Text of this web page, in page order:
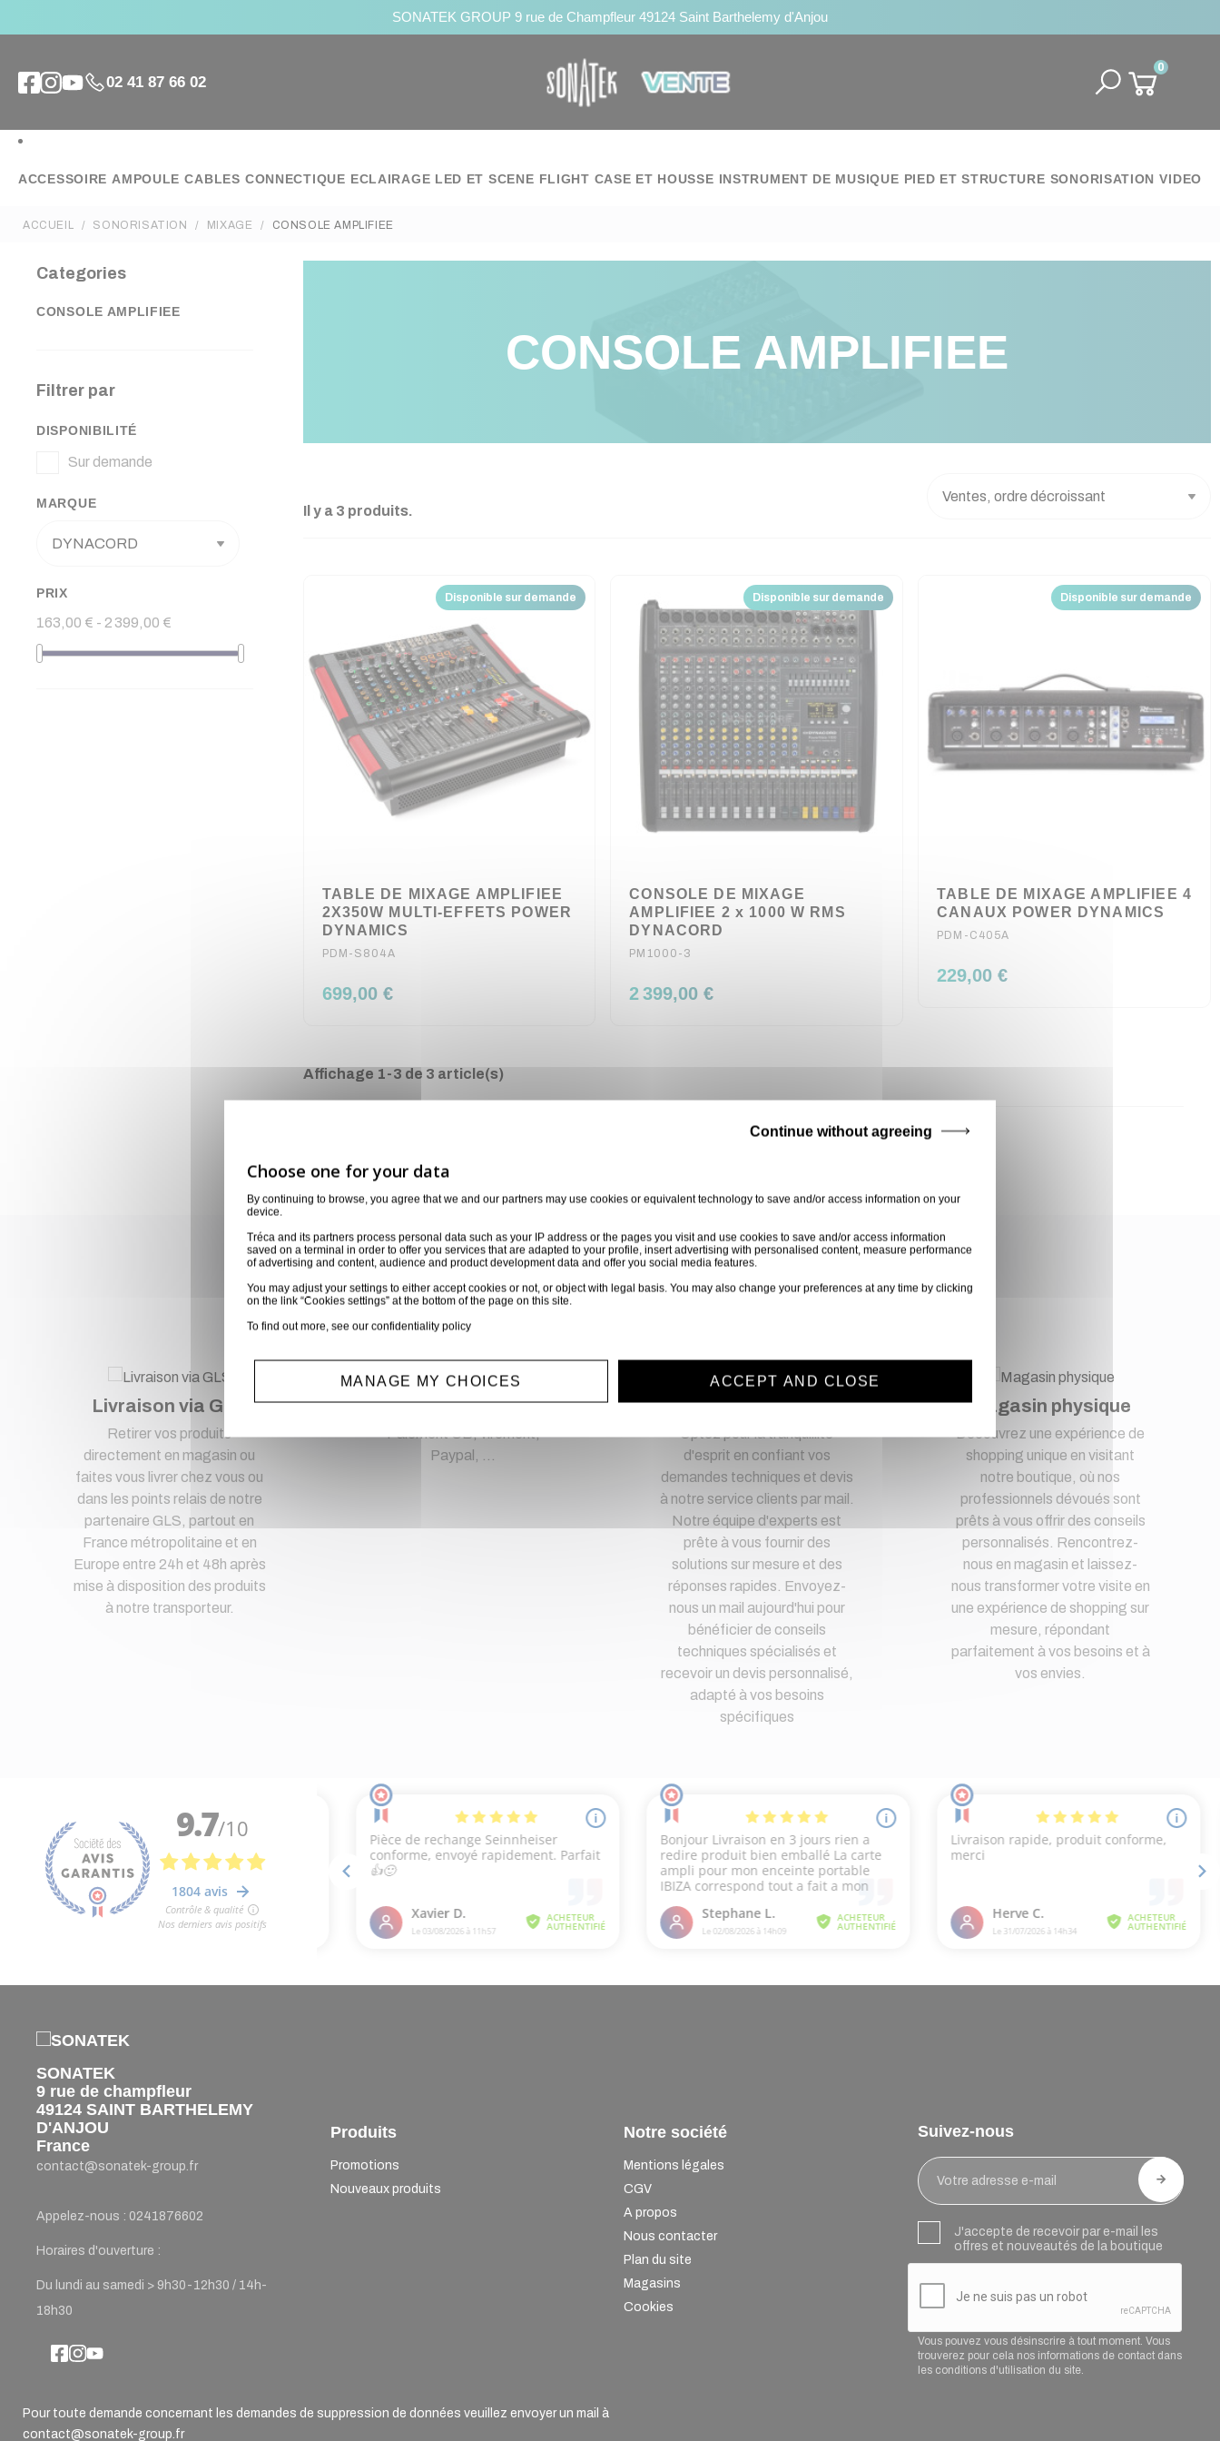
SONATEK GROUP 9 rue de Champfleur 49124 Saint Barthelemy d'Anjou
02 41 87 66 02
0
ACCESSOIRE AMPOULE CABLES CONNECTIQUE ECLAIRAGE LED ET SCENE FLIGHT CASE ET HOUSSE INSTRUMENT DE MUSIQUE PIED ET STRUCTURE SONORISATION VIDEO
ACCUEIL SONORISATION MIXAGE CONSOLE AMPLIFIEE
Categories
CONSOLE AMPLIFIEE
Filtrer par
DISPONIBILITÉ
Sur demande
MARQUE
PRIX
163,00 € - 2 399,00 €
CONSOLE AMPLIFIEE
Il y a 3 produits.
Disponible sur demande
TABLE DE MIXAGE AMPLIFIEE
2X350W MULTI-EFFETS POWER
DYNAMICS
PDM-S804A
699,00 €
Disponible sur demande
CONSOLE DE MIXAGE
AMPLIFIEE 2 x 1000 W RMS
DYNACORD
PM1000-3
2 399,00 €
Disponible sur demande
TABLE DE MIXAGE AMPLIFIEE 4
CANAUX POWER DYNAMICS
PDM-C405A
229,00 €
Affichage 1-3 de 3 article(s)
Achetez en toute confiance
Notre équipe est à votre service depuis 20 ans.
Livraison via GLS
Retirer vos produits
directement en magasin ou
faites vous livrer chez vous ou
dans les points relais de notre
partenaire GLS, partout en
France métropolitaine et en
Europe entre 24h et 48h après
mise à disposition des produits
à notre transporteur.
Paiement sécurisé
Paiement CB, virement,
Paypal, ...
Service client
Optez pour la tranquillité
d'esprit en confiant vos
demandes techniques et devis
à notre service clients par mail.
Notre équipe d'experts est
prête à vous fournir des
solutions sur mesure et des
réponses rapides. Envoyez-
nous un mail aujourd'hui pour
bénéficier de conseils
techniques spécialisés et
recevoir un devis personnalisé,
adapté à vos besoins
spécifiques
Magasin physique
Découvrez une expérience de
shopping unique en visitant
notre boutique, où nos
professionnels dévoués sont
prêts à vous offrir des conseils
personnalisés. Rencontrez-
nous en magasin et laissez-
nous transformer votre visite en
une expérience de shopping sur
mesure, répondant
parfaitement à vos besoins et à
vos envies.
SONATEK
9 rue de champfleur
49124 SAINT BARTHELEMY
D'ANJOU
France
contact@sonatek-group.fr
Appelez-nous : 0241876602
Horaires d'ouverture :
Du lundi au samedi > 9h30-12h30 / 14h-
18h30
Produits
Promotions
Nouveaux produits
Notre société
Mentions légales
CGV
A propos
Nous contacter
Plan du site
Magasins
Cookies
Suivez-nous
J'accepte de recevoir par e-mail les
offres et nouveautés de la boutique
Vous pouvez vous désinscrire à tout moment. Vous
trouverez pour cela nos informations de contact dans
les conditions d'utilisation du site.
Pour toute demande concernant les demandes de suppression de données veuillez envoyer un mail à
contact@sonatek-group.fr
By continuing to browse, you agree that we and our partners may use cookies or equivalent technology to save and/or access information on your
device.
Tréca and its partners process personal data such as your IP address or the pages you visit and use cookies to save and/or access information
saved on a terminal in order to offer you services that are adapted to your profile, insert advertising with personalised content, measure performance
of advertising and content, audience and product development data and offer you social media features.
You may adjust your settings to either accept cookies or not, or object with legal basis. You may also change your preferences at any time by clicking
on the link “Cookies settings” at the bottom of the page on this site.
To find out more, see our confidentiality policy
Continue without agreeing
MANAGE MY CHOICES ACCEPT AND CLOSE